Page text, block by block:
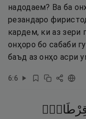
надодаем? Ва ба
резандаро
кардем, ки аз зери
онҳоро бо сабаби
баъд аз онҳо асри
6:6